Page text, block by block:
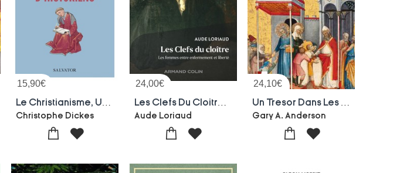
15,90€
Christophe Dickes
24,00€
Aude Loriaud
24,10€
Gary A. Anderson